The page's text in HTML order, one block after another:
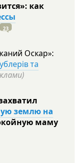
как
23
Оскар»:
та
землю на
маму